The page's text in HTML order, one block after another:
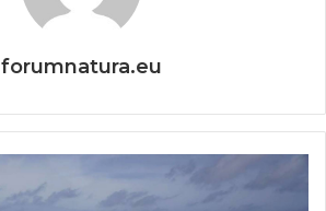
forumnatura.eu